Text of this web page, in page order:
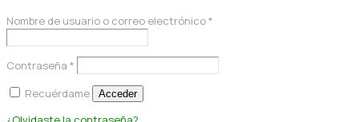
Nombre de usuario o correo electrónico*
Contraseña *
Recuérdame
Acceder